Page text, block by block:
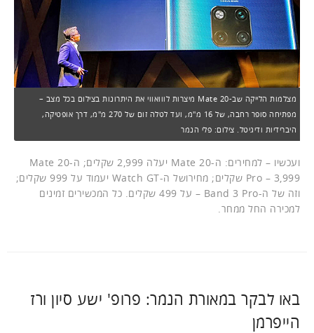
מצלמות הלייקה שב-Mate 20 מיצרות לווואווי את היתרונות בצילום בכל מצב –
מפתיחה סופר רחבה, של 16 מ"מ, ועד לטלה זום של 270 מ"מ, דרך אופטיקה,
היברידיות ודיגיטל. צילום: פלי הנמר
ועכשיו – למחירים: ה-Mate 20 יעלה 2,999 שקלים; ה-Mate 20
Pro – 3,999 שקלים; מחירושל ה-Watch GT יעמוד על 999 שקלים;
וזה של ה-Band 3 Pro – על 499 שקלים. כל המכשירים זמינים
למכירה החל ממחר.
באו לבקר במאורת הנמר: פרופ' ישע סיון ורז
הייפרמן